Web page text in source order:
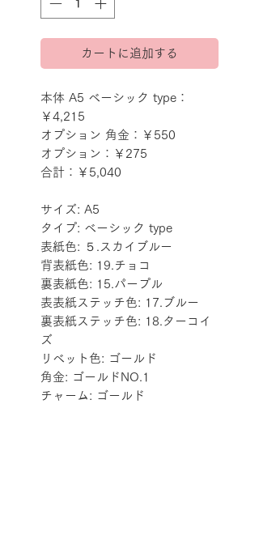
カートに追加する
本体 A5 ベーシック type：
￥4,215
オプション 角金：￥550
オプション：￥275
合計：￥5,040
サイズ: A5
タイプ: ベーシック type
表紙色: ５.スカイブルー
背表紙色: 19.チョコ
裏表紙色: 15.パープル
表表紙ステッチ色: 17.ブルー
裏表紙ステッチ色: 18.ターコイ
ズ
リベット色: ゴールド
角金: ゴールドNO.1
チャーム: ゴールド